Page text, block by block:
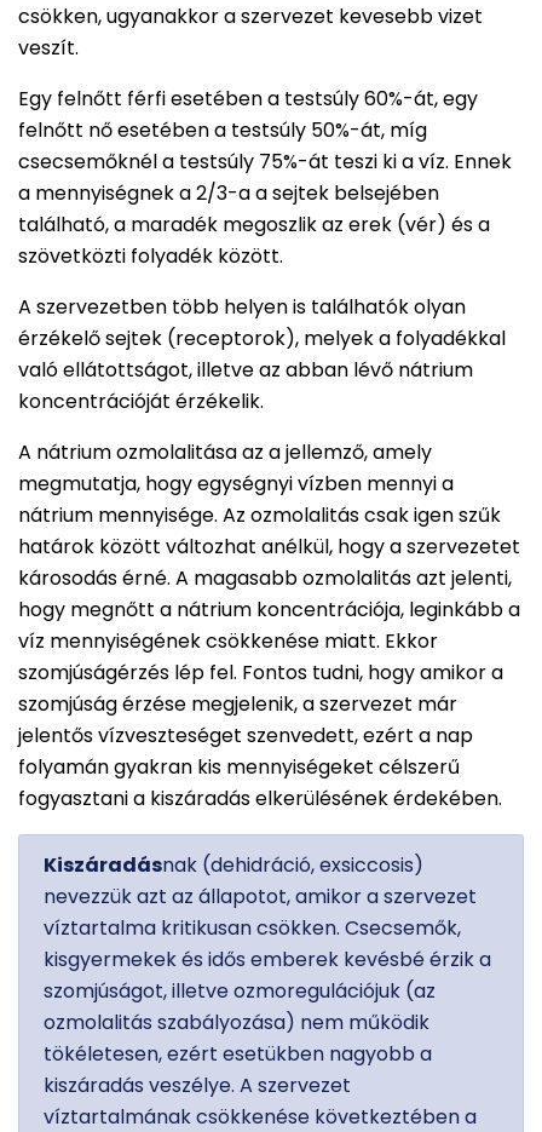
csökken, ugyanakkor a szervezet kevesebb vizet
veszít.
Egy felnőtt férfi esetében a testsúly 60%-át, egy
felnőtt nő esetében a testsúly 50%-át, míg
csecsemőknél a testsúly 75%-át teszi ki a víz. Ennek
a mennyiségnek a 2/3-a a sejtek belsejében
található, a maradék megoszlik az erek (vér) és a
szövetközti folyadék között.
A szervezetben több helyen is találhatók olyan
érzékelő sejtek (receptorok), melyek a folyadékkal
való ellátottságot, illetve az abban lévő nátrium
koncentrációját érzékelik.
A nátrium ozmolalitása az a jellemző, amely
megmutatja, hogy egységnyi vízben mennyi a
nátrium mennyisége. Az ozmolalitás csak igen szűk
határok között változhat anélkül, hogy a szervezetet
károsodás érné. A magasabb ozmolalitás azt jelenti,
hogy megnőtt a nátrium koncentrációja, leginkább a
víz mennyiségének csökkenése miatt. Ekkor
szomjúságérzés lép fel. Fontos tudni, hogy amikor a
szomjúság érzése megjelenik, a szervezet már
jelentős vízveszteséget szenvedett, ezért a nap
folyamán gyakran kis mennyiségeket célszerű
fogyasztani a kiszáradás elkerülésének érdekében.
Kiszáradásnak (dehidráció, exsiccosis)
nevezzük azt az állapotot, amikor a szervezet
víztartalma kritikusan csökken. Csecsemők,
kisgyermekek és idős emberek kevésbé érzik a
szomjúságot, illetve ozmoregulációjuk (az
ozmolalitás szabályozása) nem működik
tökéletesen, ezért esetükben nagyobb a
kiszáradás veszélye. A szervezet
víztartalmának csökkenése következtében a